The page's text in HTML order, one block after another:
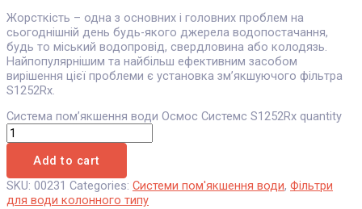
Жорсткість – одна з основних і головних проблем на
сьогоднішній день будь-якого джерела водопостачання,
будь то міський водопровід, свердловина або колодязь.
Найпопулярнішим та найбільш ефективним засобом
вирішення цієї проблеми є установка зм’якшуючого фільтра
S1252Rx.
Система пом’якшення води Осмос Системс S1252Rx quantity
Add to cart
SKU: 00231 Categories: Системи пом'якшення води, Фільтри
для води колонного типу